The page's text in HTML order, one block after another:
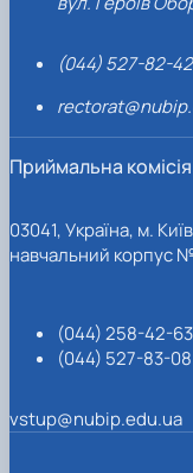
(044) 527-82-42
Приймальна комісія
03041, Україна, м.
навчальний корпус
(044) 258-42-63
(044) 527-83-08
vstup@nubip.edu.ua